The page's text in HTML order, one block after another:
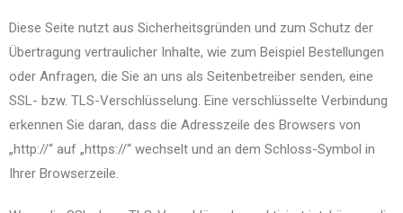
Diese Seite nutzt aus Sicherheitsgründen und zum Schutz der
Übertragung vertraulicher Inhalte, wie zum Beispiel Bestellungen
oder Anfragen, die Sie an uns als Seitenbetreiber senden, eine
SSL- bzw. TLS-Verschlüsselung. Eine verschlüsselte Verbindung
erkennen Sie daran, dass die Adresszeile des Browsers von
„http://“ auf „https://“ wechselt und an dem Schloss-Symbol in
Ihrer Browserzeile.